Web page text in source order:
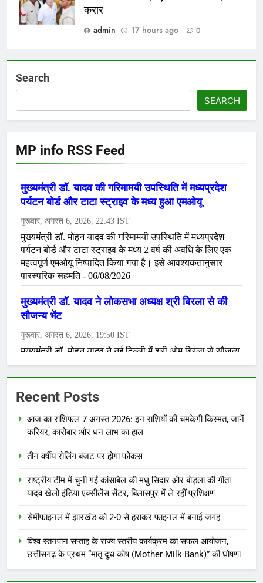
करार
admin
17 hours ago 0
Search
SEARCH
MP info RSS Feed
Recent Posts
आज का राशिफल 7 अगस्त 2026: इन राशियों की चमकेगी किस्मत, जानें
करियर, कारोबार और धन लाभ का हाल
तीन वर्षीय रोलिंग बजट पर होगा फोकस
राष्ट्रीय टीम में चुनी गईं कांसाबेल की मधु सिदार और बोड़ला की गीता
यादव खेलो इंडिया एक्सीलेंस सेंटर, बिलासपुर में ले रहीं प्रशिक्षण
सेमीफाइनल में झारखंड को 2-0 से हराकर फाइनल में बनाई जगह
विश्व स्तनपान सप्ताह के राज्य स्तरीय कार्यक्रम का सफल आयोजन,
छत्तीसगढ़ के प्रथम “मातृ दूध कोष (Mother Milk Bank)” की घोषणा